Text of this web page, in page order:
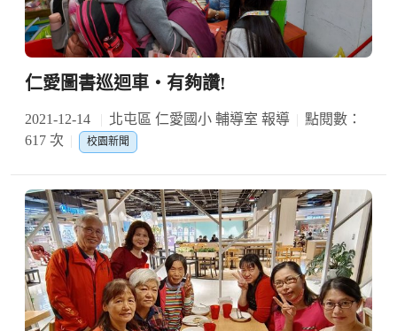
仁愛圖書巡迴車‧有夠讚!
2021-12-14 北屯區 仁愛國小 輔導室 報導
點閱數：
617 次
校園新聞